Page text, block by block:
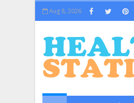
Aug 8, 2026